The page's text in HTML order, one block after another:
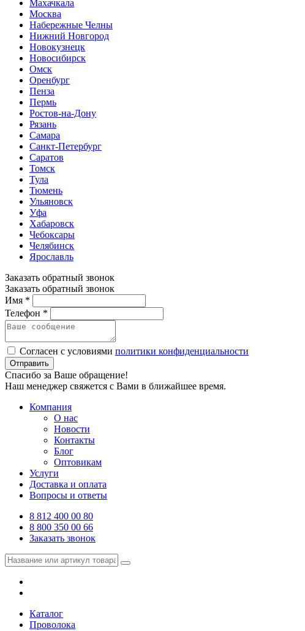
Махачкала
Москва
Набережные Челны
Нижний Новгород
Новокузнецк
Новосибирск
Омск
Оренбург
Пенза
Пермь
Ростов-на-Дону
Рязань
Самара
Санкт-Петербург
Саратов
Томск
Тула
Тюмень
Ульяновск
Уфа
Хабаровск
Чебоксары
Челябинск
Ярославль
Заказать обратный звонок
Заказать обратный звонок
Имя *
Телефон *
Согласен с условиями политики конфиденциальности
Отправить
Спасибо за Ваше обращение!
Наш менеджер свяжется с Вами в ближайшее время.
Компания
О нас
Новости
Контакты
Блог
Оптовикам
Услуги
Доставка и оплата
Вопросы и ответы
8 812 400 00 80
8 800 350 00 66
Заказать звонок
Каталог
Проволока